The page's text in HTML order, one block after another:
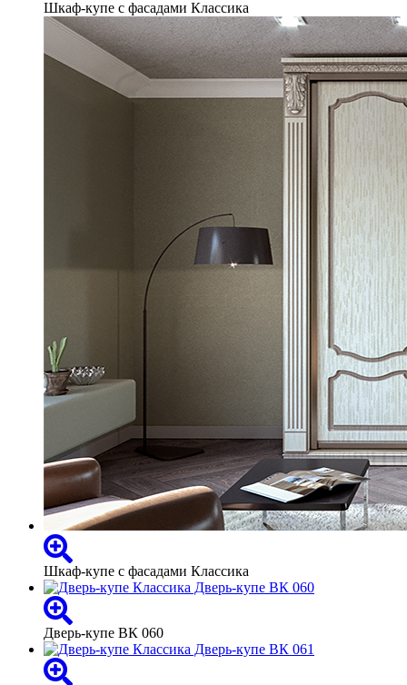
Шкаф-купе с фасадами Классика
Шкаф-купе с фасадами Классика
Дверь-купе ВК 060